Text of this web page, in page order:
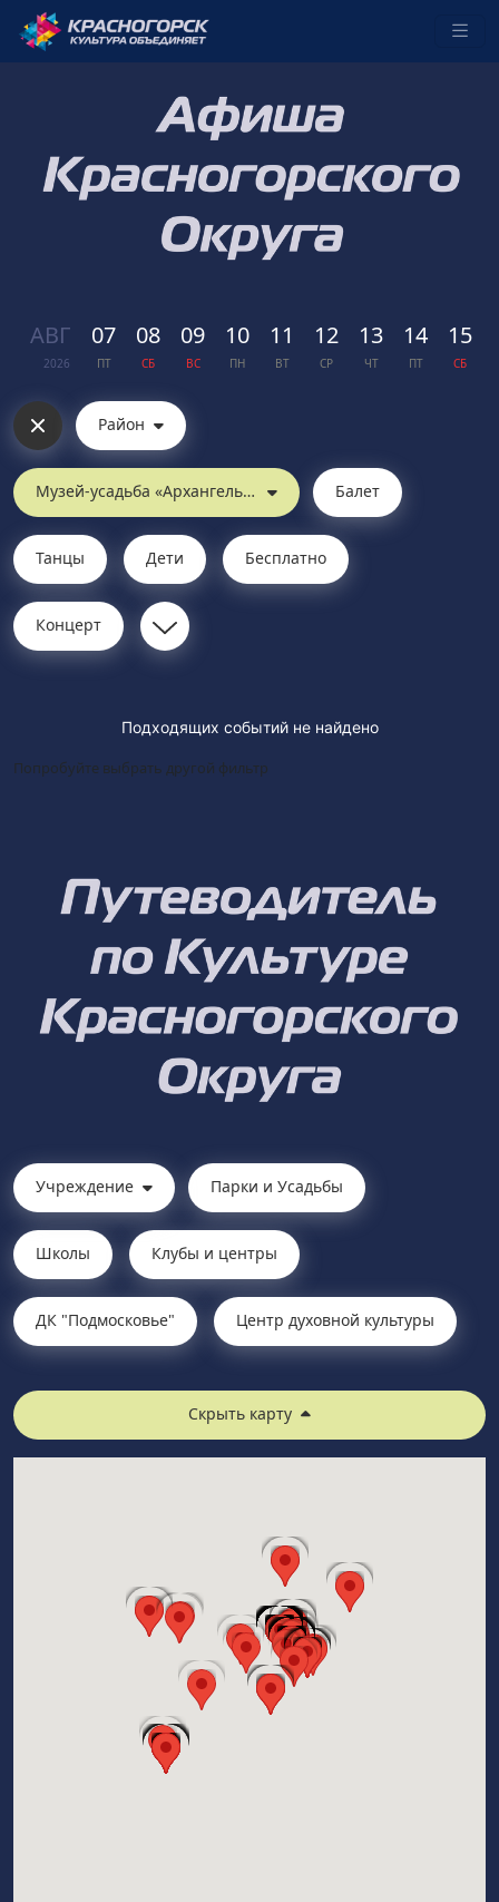
АВГ
2026
07
ПТ
08
СБ
09
ВС
10
ПН
11
ВТ
12
СР
13
ЧТ
14
ПТ
15
СБ
Район
Музей-усадьба «Архангельское» Балет
Танцы Дети Бесплатно
Концерт
Подходящих событий не найдено
Попробуйте выбрать другой фильтр
Учреждение Парки и Усадьбы
Школы Клубы и центры
ДК "Подмосковье" Центр духовной культуры
Скрыть карту